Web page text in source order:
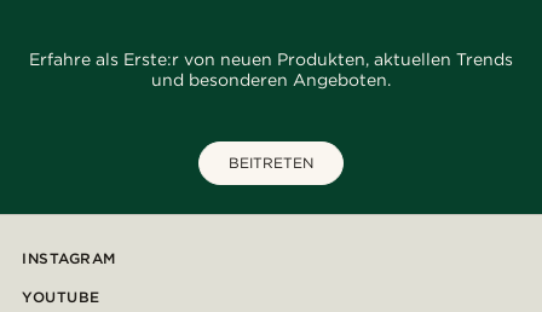
Erfahre als Erste:r von neuen Produkten, aktuellen Trends
und besonderen Angeboten.
BEITRETEN
INSTAGRAM
YOUTUBE